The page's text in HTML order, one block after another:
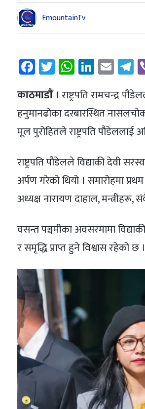
EmountainTv
Facebook
Twitter
WhatsApp
काठमाडाैं । राष्ट्रपति रामचन्द्र
हनुमानढोका दरबारस्थित
मूल पुरोहितले राष्ट्रपति पौडेललाई
राष्ट्रपति पौडेलले विद्याकी देवी
अर्पण गरेको थियो । समारोहमा प्रथम
अध्यक्ष नारायण दाहाल, मन्त्रीहरू,
वसन्त पञ्चमीका अवसरमामा
र समृद्धि प्राप्त हुने विश्वास रहेको छ ।